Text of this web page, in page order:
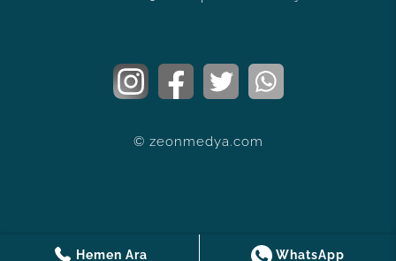
Hemen Ara WhatsApp
© zeonmedya.com